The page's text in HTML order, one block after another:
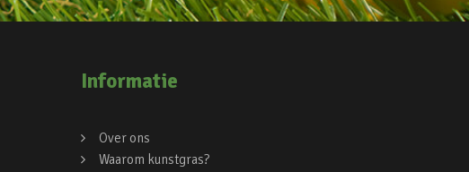
Informatie
Over ons
Waarom kunstgras?